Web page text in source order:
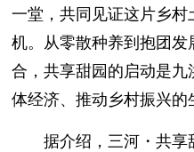
一堂，共同见证这片乡
机。从零散种养到抱团
合，共享甜园的启动是
体经济、推动乡村振兴的
据介绍，三河・共享